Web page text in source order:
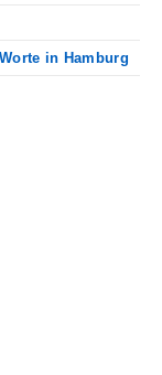
in Hamburg